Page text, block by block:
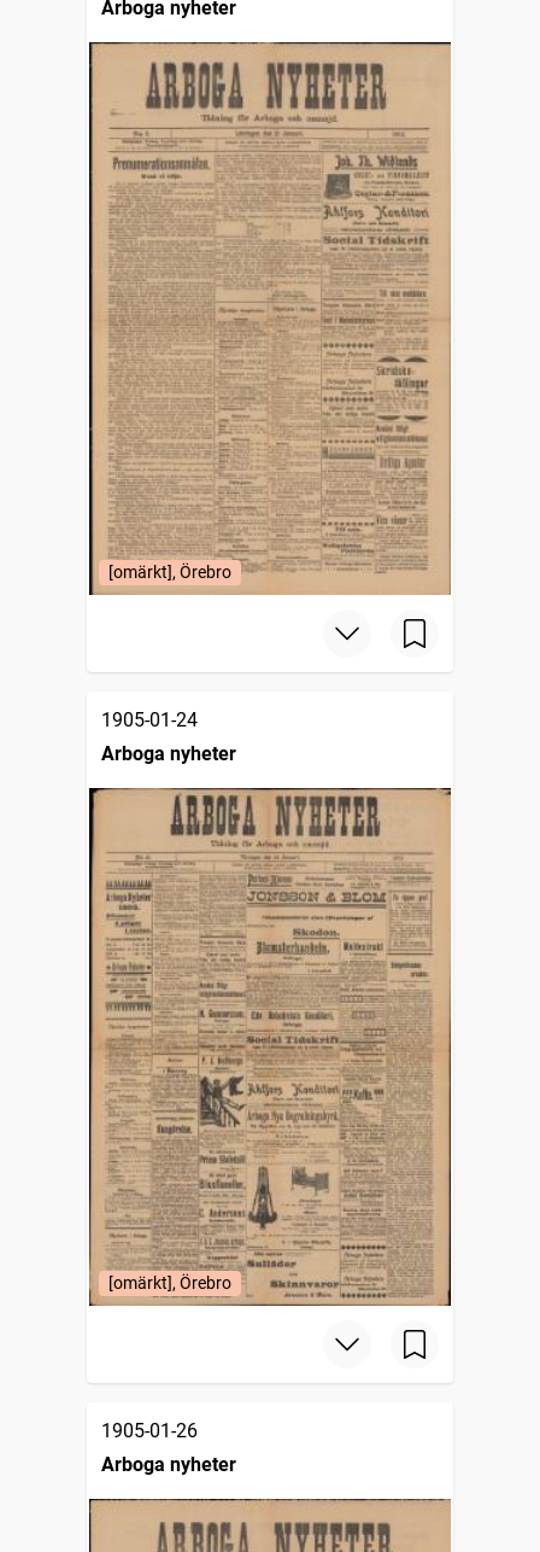
Arboga nyheter
[omärkt], Örebro
1905-01-24
Arboga nyheter
[omärkt], Örebro
1905-01-26
Arboga nyheter